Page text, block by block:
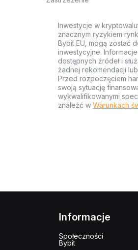
Inwestycje w
znacznym ryzykiem
Bybit EU, mogą zostać
inwestycyjne.
dostępnych źródeł i
żadnej rekomendacji
Przed rozpoczęciem
swoją sytuację
wykwalifikowanymi
znaleźć w Warunkach
Informacje
Społeczności
Bybit